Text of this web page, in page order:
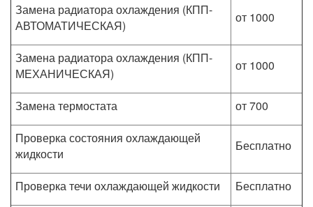
Замена радиатора охлаждения (КПП-
АВТОМАТИЧЕСКАЯ)
от 1000
Замена радиатора охлаждения (КПП-
МЕХАНИЧЕСКАЯ)
от 1000
Замена термостата
от 700
Проверка состояния охлаждающей
жидкости
Бесплатно
Проверка течи охлаждающей жидкости
Бесплатно